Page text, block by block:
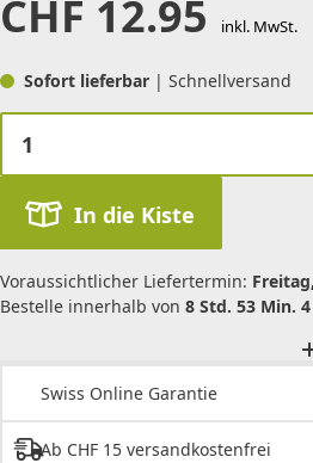
CHF 12.95 inkl. MwSt.
Sofort lieferbar | Schnellversand
In die Kiste
Voraussichtlicher Liefertermin:
Bestelle innerhalb von 8 Std. 53 Min.
Swiss Online Garantie
Ab CHF 15 versandkostenfrei